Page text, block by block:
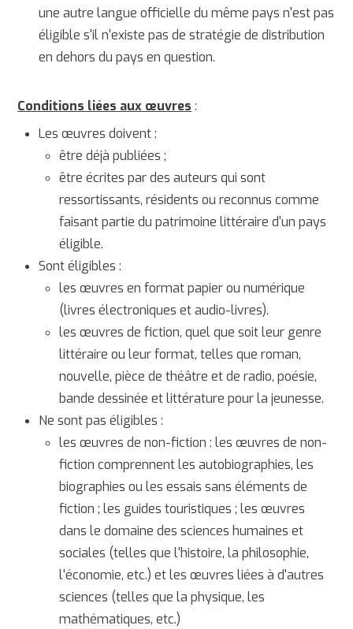
une autre langue officielle du même pays n'est pas
éligible s'il n'existe pas de stratégie de distribution
en dehors du pays en question.
Conditions liées aux œuvres :
Les œuvres doivent :
être déjà publiées ;
être écrites par des auteurs qui sont
ressortissants, résidents ou reconnus comme
faisant partie du patrimoine littéraire d'un pays
éligible.
Sont éligibles :
les œuvres en format papier ou numérique
(livres électroniques et audio-livres).
les œuvres de fiction, quel que soit leur genre
littéraire ou leur format, telles que roman,
nouvelle, pièce de théâtre et de radio, poésie,
bande dessinée et littérature pour la jeunesse.
Ne sont pas éligibles :
les œuvres de non-fiction : les œuvres de non-
fiction comprennent les autobiographies, les
biographies ou les essais sans éléments de
fiction ; les guides touristiques ; les œuvres
dans le domaine des sciences humaines et
sociales (telles que l'histoire, la philosophie,
l'économie, etc.) et les œuvres liées à d'autres
sciences (telles que la physique, les
mathématiques, etc.)